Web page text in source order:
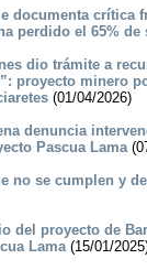
documenta crítica
perdido el 65%
dio trámite a
proyecto minero
(01/04/2026)
denuncia
Pascua Lama
no se cumplen y
del proyecto de
Lama(15/01/